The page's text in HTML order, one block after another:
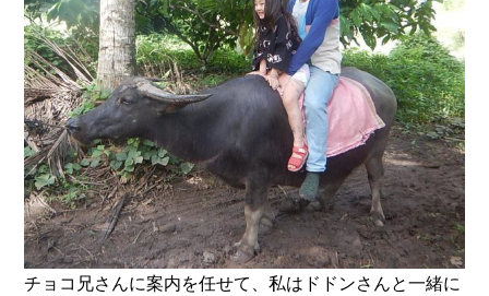
チョコ兄さんに案内を任せて、私はドドンさんと一緒に